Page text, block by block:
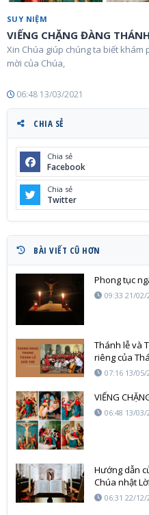
SUY NIỆM
VIẾNG CHẶNG ĐÀNG
Xin Chúa giúp chúng ta biết khám
mời của Chúa,
06:48 13/03/2021
CHIA SẺ
Chia sẻ
Facebook
Chia sẻ
Twitter
BÀI VIẾT CŨ HƠN
Phong tục
09:33 21/02/
Thánh lễ và
riêng của
07:16 13/05/
VIẾNG
06:48 13/03/
Hướng dẫn
Chúa nhật
06:31 22/12/